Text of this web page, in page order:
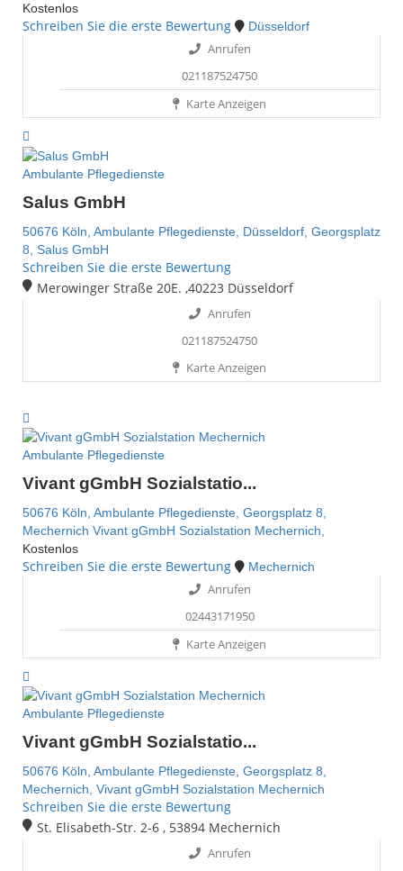
Kostenlos
Schreiben Sie die erste Bewertung Düsseldorf
Anrufen
021187524750
Karte Anzeigen
Ambulante Pflegedienste
Salus GmbH
50676 Köln, Ambulante Pflegedienste, Düsseldorf, Georgsplatz
8, Salus GmbH
Schreiben Sie die erste Bewertung
Merowinger Straße 20E. ,40223 Düsseldorf
Anrufen
021187524750
Karte Anzeigen
Ambulante Pflegedienste
Vivant gGmbH Sozialstatio...
50676 Köln, Ambulante Pflegedienste, Georgsplatz 8,
Mechernich Vivant gGmbH Sozialstation Mechernich,
Kostenlos
Schreiben Sie die erste Bewertung Mechernich
Anrufen
02443171950
Karte Anzeigen
Ambulante Pflegedienste
Vivant gGmbH Sozialstatio...
50676 Köln, Ambulante Pflegedienste, Georgsplatz 8,
Mechernich, Vivant gGmbH Sozialstation Mechernich
Schreiben Sie die erste Bewertung
St. Elisabeth-Str. 2-6 , 53894 Mechernich
Anrufen